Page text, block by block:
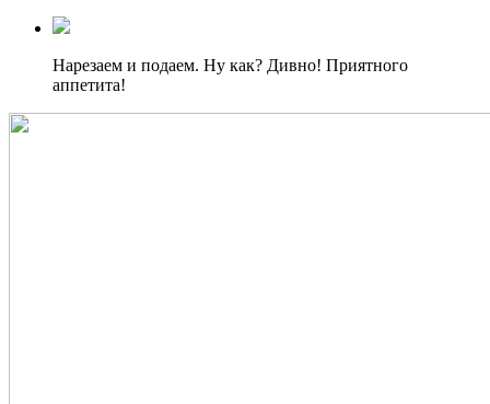
Нарезаем и подаем. Ну как? Дивно! Приятного
аппетита!